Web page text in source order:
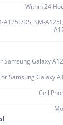
Within 24
A125F/DS, SM-
Samsung Galaxy
Samsung Galaxy
Cell